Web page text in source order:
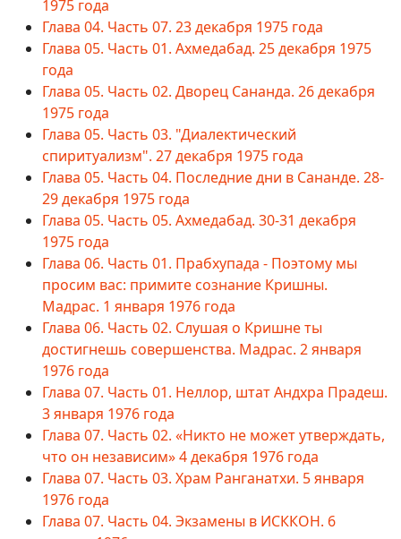
1975 года
Глава 04. Часть 07. 23 декабря 1975 года
Глава 05. Часть 01. Ахмедабад. 25 декабря 1975
года
Глава 05. Часть 02. Дворец Сананда. 26 декабря
1975 года
Глава 05. Часть 03. "Диалектический
спиритуализм". 27 декабря 1975 года
Глава 05. Часть 04. Последние дни в Сананде. 28-
29 декабря 1975 года
Глава 05. Часть 05. Ахмедабад. 30-31 декабря
1975 года
Глава 06. Часть 01. Прабхупада - Поэтому мы
просим вас: примите сознание Кришны.
Мадрас. 1 января 1976 года
Глава 06. Часть 02. Слушая о Кришне ты
достигнешь совершенства. Мадрас. 2 января
1976 года
Глава 07. Часть 01. Неллор, штат Андхра Прадеш.
3 января 1976 года
Глава 07. Часть 02. «Никто не может утверждать,
что он независим» 4 декабря 1976 года
Глава 07. Часть 03. Храм Ранганатхи. 5 января
1976 года
Глава 07. Часть 04. Экзамены в ИСККОН. 6